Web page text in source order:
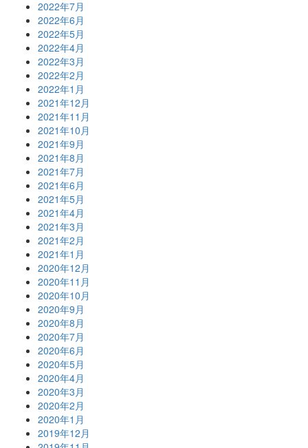
2022年7月
2022年6月
2022年5月
2022年4月
2022年3月
2022年2月
2022年1月
2021年12月
2021年11月
2021年10月
2021年9月
2021年8月
2021年7月
2021年6月
2021年5月
2021年4月
2021年3月
2021年2月
2021年1月
2020年12月
2020年11月
2020年10月
2020年9月
2020年8月
2020年7月
2020年6月
2020年5月
2020年4月
2020年3月
2020年2月
2020年1月
2019年12月